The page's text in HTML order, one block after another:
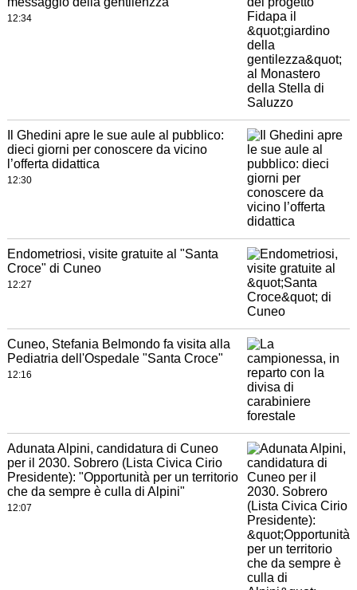
12:34
Il Ghedini apre le sue aule al pubblico:
dieci giorni per conoscere da vicino
l’offerta didattica
12:30
Endometriosi, visite gratuite al "Santa
Croce" di Cuneo
12:27
Cuneo, Stefania Belmondo fa visita alla
Pediatria dell'Ospedale "Santa Croce"
12:16
Adunata Alpini, candidatura di Cuneo
per il 2030. Sobrero (Lista Civica Cirio
Presidente): "Opportunità per un territorio
che da sempre è culla di Alpini"
12:07